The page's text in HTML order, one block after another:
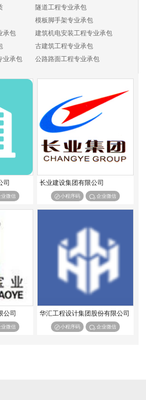
隧道工程专业承包
模板脚手架专业承包
承包
建筑机电安装工程专业承包
古建筑工程专业承包
业承包
公路路面工程专业承包
机场场道工程专业承包
电系统工程专业承包
包
港口与海岸工程专业承包
管工程专业承包
装工程专业承包
专业承包
河湖整治工程专业承包
核工程专业承包
环保工程专业承包
司
微信
长业建设集团有限公司
小程序码 企业微信
公司
微信
华汇工程设计集团股份有限公司
小程序码 企业微信